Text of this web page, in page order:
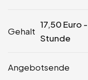
Gehalt
17,50 Euro -
Stunde
Angebotsende